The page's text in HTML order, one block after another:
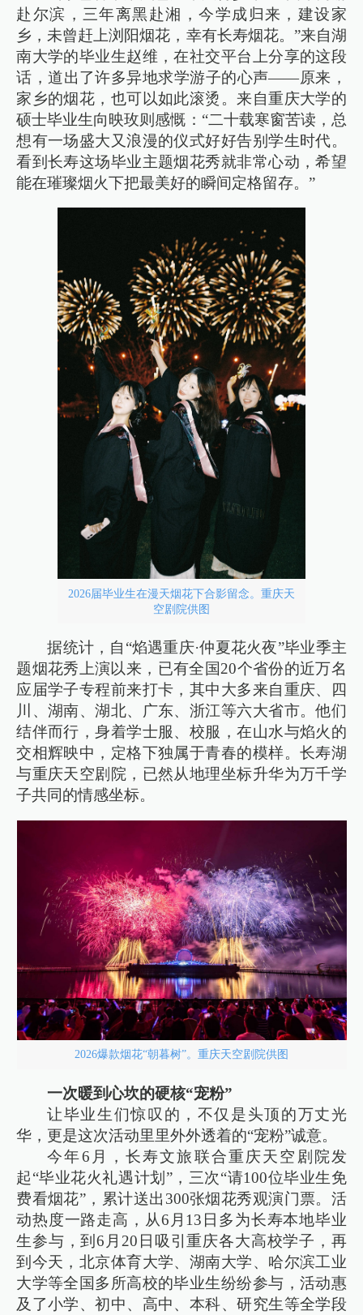
赴尔滨，三年离黑赴湘，今学成归来，建设家
乡，未曾赶上浏阳烟花，幸有长寿烟花。”来自湖
南大学的毕业生赵维，在社交平台上分享的这段
话，道出了许多异地求学游子的心声——原来，
家乡的烟花，也可以如此滚烫。来自重庆大学的
硕士毕业生向映玫则感慨：“二十载寒窗苦读，总
想有一场盛大又浪漫的仪式好好告别学生时代。
看到长寿这场毕业主题烟花秀就非常心动，希望
能在璀璨烟火下把最美好的瞬间定格留存。”
2026届毕业生在漫天烟花下合影留念。重庆天
空剧院供图
据统计，自“焰遇重庆·仲夏花火夜”毕业季主
题烟花秀上演以来，已有全国20个省份的近万名
应届学子专程前来打卡，其中大多来自重庆、四
川、湖南、湖北、广东、浙江等六大省市。他们
结伴而行，身着学士服、校服，在山水与焰火的
交相辉映中，定格下独属于青春的模样。长寿湖
与重庆天空剧院，已然从地理坐标升华为万千学
子共同的情感坐标。
2026爆款烟花“朝暮树”。重庆天空剧院供图
一次暖到心坎的硬核“宠粉”
让毕业生们惊叹的，不仅是头顶的万丈光
华，更是这次活动里里外外透着的“宠粉”诚意。
今年6月，长寿文旅联合重庆天空剧院发
起“毕业花火礼遇计划”，三次“请100位毕业生免
费看烟花”，累计送出300张烟花秀观演门票。活
动热度一路走高，从6月13日多为长寿本地毕业
生参与，到6月20日吸引重庆各大高校学子，再
到今天，北京体育大学、湖南大学、哈尔滨工业
大学等全国多所高校的毕业生纷纷参与，活动惠
及了小学、初中、高中、本科、研究生等全学段